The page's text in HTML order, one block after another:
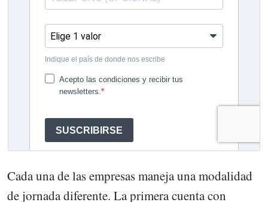
Cada una de las empresas maneja una modalidad
de jornada diferente. La primera cuenta con